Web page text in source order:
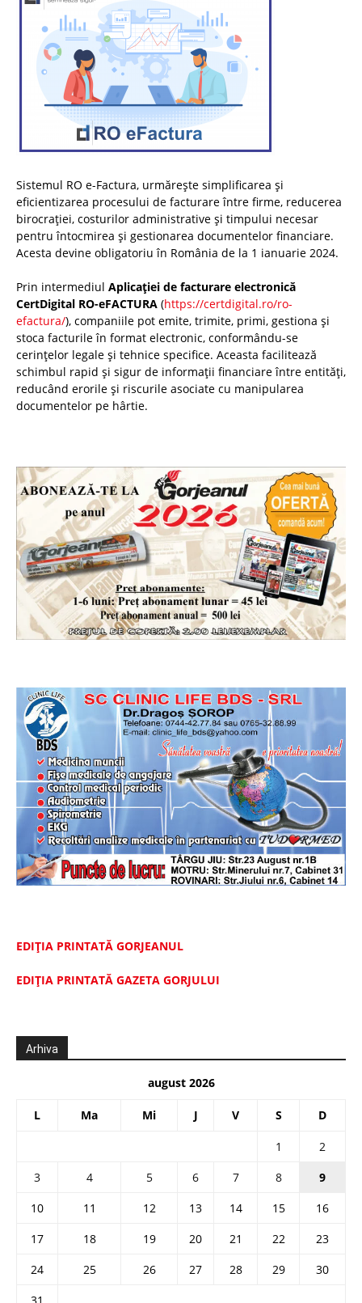
Sistemul RO e-Factura, urmărește simplificarea și
eficientizarea procesului de facturare între firme, reducerea
birocrației, costurilor administrative și timpului necesar
pentru întocmirea și gestionarea documentelor financiare.
Acesta devine obligatoriu în România de la 1 ianuarie 2024.
Prin intermediul Aplicației de facturare electronică
CertDigital RO-eFACTURA (https://certdigital.ro/ro-
efactura/), companiile pot emite, trimite, primi, gestiona și
stoca facturile în format electronic, conformându-se
cerințelor legale și tehnice specifice. Aceasta facilitează
schimbul rapid și sigur de informații financiare între entități,
reducând erorile și riscurile asociate cu manipularea
documentelor pe hârtie.
EDIȚIA PRINTATĂ GORJEANUL
EDIŢIA PRINTATĂ GAZETA GORJULUI
Arhiva
august 2026
L Ma Mi J V S D
1
2
3
4 5 6 7 8
9
10
11 12 13 14 15
16
17
18 19 20 21 22
23
24
25 26 27 28 29
30